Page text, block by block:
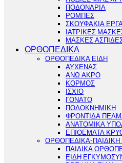
ΠΟΔΟΝΑΡΙΑ
ΡΟΜΠΕΣ
ΣΚΟΥΦΑΚΙΑ
ΙΑΤΡΙΚΕΣ
ΜΑΣΚΕΣ
ΟΡΘΟΠΕΔΙΚΑ
ΟΡΘΟΠΕΔΙΚΑ ΕΙΔΗ
ΑΥΧΕΝΑΣ
ΑΝΩ ΑΚΡΟ
ΚΟΡΜΟΣ
ΙΣΧΙΟ
ΓΟΝΑΤΟ
ΠΟΔΟΚΝΗΜΙΚΗ
ΦΡΟΝΤΙΔΑ
ΑΝΑΤΟΜΙΚΑ
ΕΠΙΘΕΜΑΤΑ
ΟΡΘΟΠΕΔΙΚΑ-ΠΑΙΔΙΚΗ
ΠΑΙΔΙΚΑ
ΕΙΔΗ